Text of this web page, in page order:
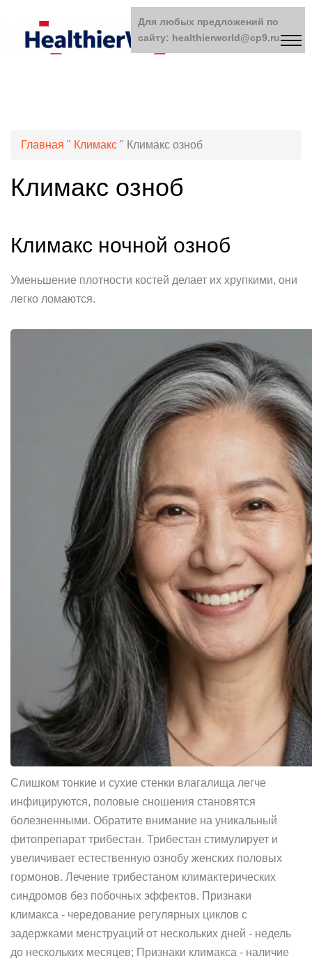
Главная " Климакс " Климакс озноб
Климакс озноб
Климакс ночной озноб
Уменьшение плотности костей делает их хрупкими, они
легко ломаются.
Слишком тонкие и сухие стенки влагалища легче
инфицируются, половые сношения становятся
болезненными. Обратите внимание на уникальный
фитопрепарат трибестан. Трибестан стимулирует и
увеличивает естественную ознобу женских половых
гормонов. Лечение трибестаном климактерических
синдромов без побочных эффектов. Признаки
климакса - чередование регулярных циклов с
задержками менструаций от нескольких дней - недель
до нескольких месяцев; Признаки климакса - наличие
Для любых предложений по
сайту: healthierworld@cp9.ru